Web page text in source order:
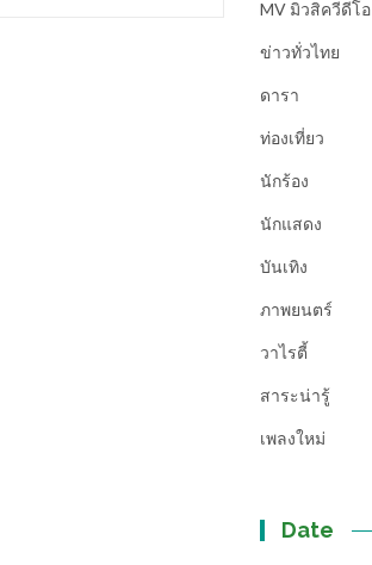
MV มิวสิควีดีโอ
ข่าวทั่วไทย
ดารา
ท่องเที่ยว
นักร้อง
นักแสดง
บันเทิง
ภาพยนตร์
วาไรตี้
สาระน่ารู้
เพลงใหม่
Date